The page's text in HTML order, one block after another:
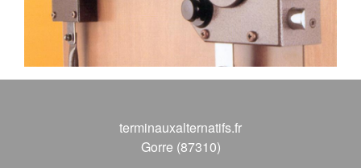
terminauxalternatifs.fr
Gorre (87310)